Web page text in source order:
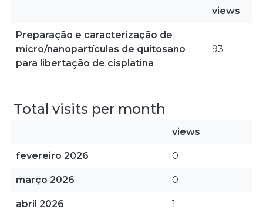
views
Preparação e caracterização de
micro/nanopartículas de quitosano
para libertação de cisplatina
93
Total visits per month
views
fevereiro 2026 0
março 2026 0
abril 2026 1